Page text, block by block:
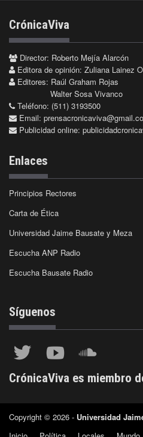
CrónicaViva
Director: Roberto Mejía Alarcón
Editora de opinión: Zuliana Lainez
Editores: Raúl Graham Rojas
Walter Sosa Vivanco
Teléfono: (511) 3193500
Email:
Publicidad online:
Enlaces
Principios Rectores
Carta de Ética
Universidad Jaime Bausate y Meza
Escucha ANP Radio
Escucha Bausate Radio
Síguenos
CrónicaViva es miembro
Copyright © 2026 - Universidad